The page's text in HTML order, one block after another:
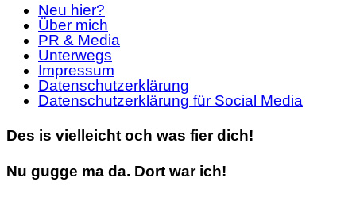
Neu hier?
Über mich
PR & Media
Unterwegs
Impressum
Datenschutzerklärung
Datenschutzerklärung für Social Media
Des is vielleicht och was fier dich!
Nu gugge ma da. Dort war ich!